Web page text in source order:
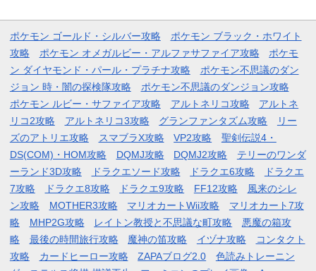
ポケモン ゴールド・シルバー攻略
ポケモン ブラック・ホワイト
攻略
ポケモン オメガルビー・アルファサファイア攻略
ポケモ
ン ダイヤモンド・パール・プラチナ攻略
ポケモン不思議のダン
ジョン 時・闇の探検隊攻略
ポケモン不思議のダンジョン攻略
ポケモン ルビー・サファイア攻略
アルトネリコ攻略
アルトネ
リコ2攻略
アルトネリコ3攻略 グランファンタズム攻略
リー
ズのアトリエ攻略
スマブラX攻略 VP2攻略
聖剣伝説4・
DS(COM)・HOM攻略
DQMJ攻略 DQMJ2攻略
テリーのワンダ
ーランド3D攻略
ドラクエソード攻略 ドラクエ6攻略
ドラクエ
7攻略
ドラクエ8攻略 ドラクエ9攻略 FF12攻略
風来のシレ
ン攻略
MOTHER3攻略 マリオカートWii攻略
マリオカート7攻
略
MHP2G攻略 レイトン教授と不思議な町攻略
悪魔の箱攻
略
最後の時間旅行攻略 魔神の笛攻略 イヅナ攻略
コンタクト
攻略
カードヒーロー攻略 ZAPAブログ2.0
色読みトレーニン